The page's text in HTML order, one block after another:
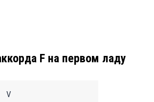
F на первом ладу
V